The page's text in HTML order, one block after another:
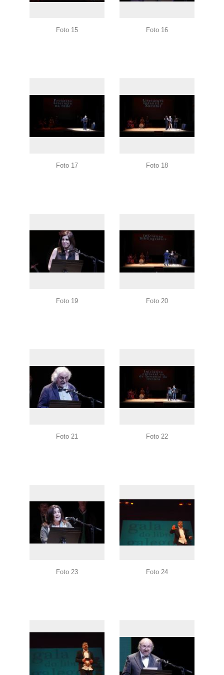
Foto 15 Foto 16
Foto 17 Foto 18
Foto 19 Foto 20
Foto 21 Foto 22
Foto 23 Foto 24